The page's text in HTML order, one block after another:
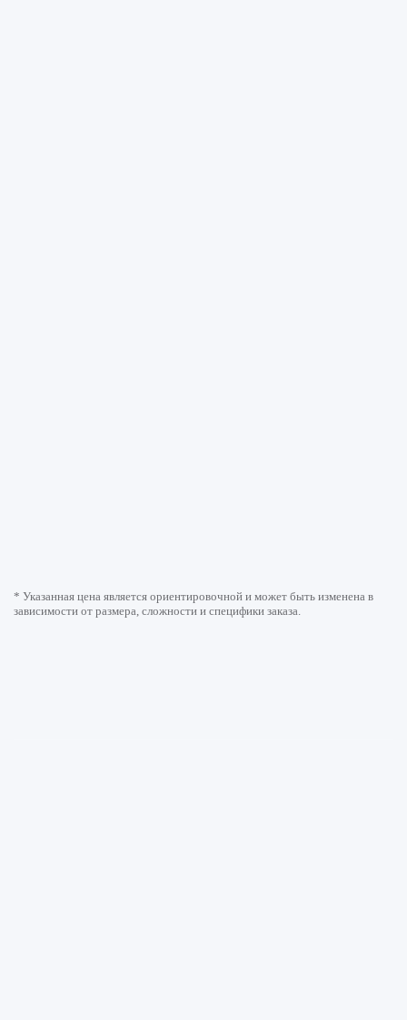
* Указанная цена является ориентировочной и может быть изменена в
зависимости от размера, сложности и специфики заказа.